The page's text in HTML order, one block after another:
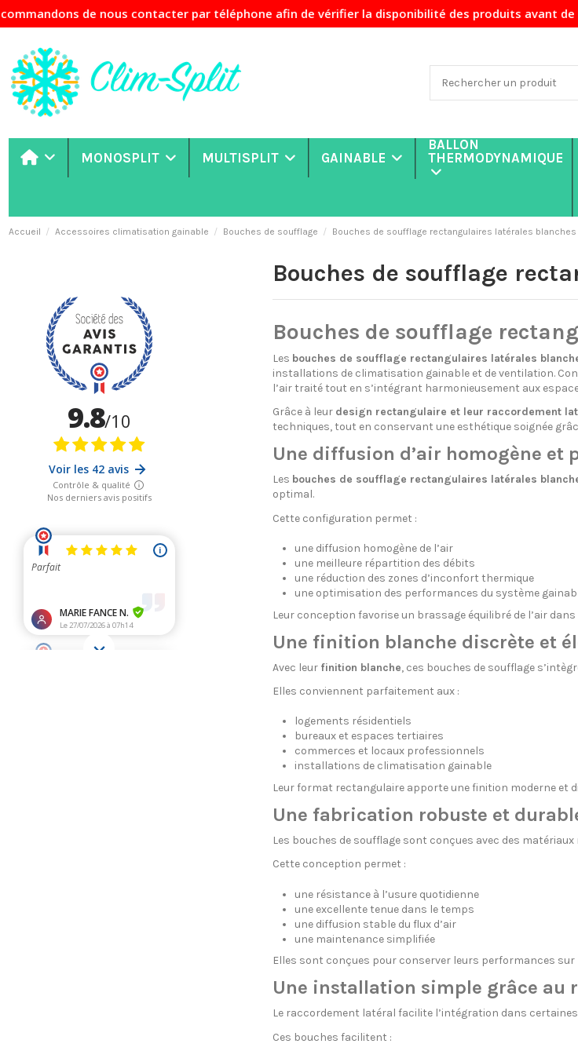
de nous contacter par téléphone afin de vérifier la disponibilité des produits avant de passer
MONOSPLIT MULTISPLIT GAINABLE
BALLON
THERMODYNAMIQUE
Accueil Accessoires climatisation gainable Bouches de soufflage Bouches de soufflage rectangulaires latérales blanches
Bouches de soufflage
Bouches de soufflage
Les bouches de soufflage rectangulaires latérales
installations de climatisation gainable et de ventilation.
l’air traité tout en s’intégrant harmonieusement aux
Grâce à leur design rectangulaire et leur raccordement
techniques, tout en conservant une esthétique soignée
Une diffusion d’air homogène et
Les bouches de soufflage rectangulaires latérales
optimal.
Cette configuration permet :
une diffusion homogène de l’air
une meilleure répartition des débits
une réduction des zones d’inconfort thermique
une optimisation des performances du système
Leur conception favorise un brassage équilibré de l’air
Une finition blanche discrète et
Avec leur finition blanche, ces bouches de soufflage
Elles conviennent parfaitement aux :
logements résidentiels
bureaux et espaces tertiaires
commerces et locaux professionnels
installations de climatisation gainable
Leur format rectangulaire apporte une finition moderne et
Une fabrication robuste et
Les bouches de soufflage sont conçues avec des
Cette conception permet :
une résistance à l’usure quotidienne
une excellente tenue dans le temps
une diffusion stable du flux d’air
une maintenance simplifiée
Elles sont conçues pour conserver leurs performances sur
Une installation simple grâce au
Le raccordement latéral facilite l’intégration dans
Ces bouches facilitent :